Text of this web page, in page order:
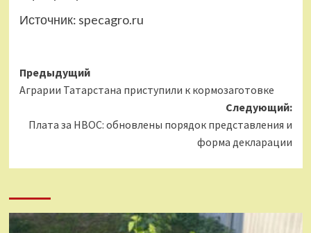
Источник: specagro.ru
Навигация
записи
Предыдущий
Аграрии Татарстана приступили к кормозаготовке
Следующий:
Плата за НВОС: обновлены порядок представления и
форма декларации